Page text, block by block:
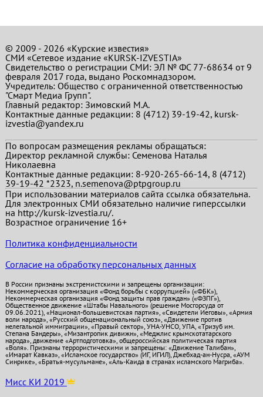
© 2009 - 2026 «Курские известия»
СМИ «Сетевое издание «KURSK-IZVESTIA»
Свидетельство о регистрации СМИ: ЭЛ № ФС 77-68634 от 9
февраля 2017 года, выдано Роскомнадзором.
Учредитель: Общество с ограниченной ответственностью
"Смарт Медиа Групп".
Главный редактор:Зимовский М.А.
Контактные данные редакции: 8 (4712) 39-19-42, kursk-
izvestia@yandex.ru
По вопросам размещения рекламы обращаться:
Директор рекламной службы: Семенова Наталья
Николаевна
Контактные данные редакции: 8-920-265-66-14, 8 (4712)
39-19-42 *2323, n.semenova@ptpgroup.ru
При использовании материалов сайта ссылка обязательна.
Для электронных СМИ обязательно наличие гиперссылки
на http://kursk-izvestia.ru/.
Возрастное ограничение 16+
Политика конфиденциальности
Согласие на обработку персональных данных
В России признаны экстремистскими и запрещены организации:
Некоммерческая организация «Фонд борьбы с коррупцией» («ФБК»),
Некоммерческая организация «Фонд защиты прав граждан» («ФЗПГ»),
Общественное движение «Штабы Навального» (решение Мосгорсуда от
09.06.2021), «Национал-большевистская партия», «Свидетели Иеговы», «Армия
воли народа», «Русский общенациональный союз», «Движение против
нелегальной иммиграции», «Правый сектор», УНА-УНСО, УПА, «Тризуб им.
Степана Бандеры», «Мизантропик дивижн», «Меджлис крымскотатарского
народа», движение «Артподготовка», общероссийская политическая партия
«Воля». Признаны террористическими и запрещены: «Движение Талибан»,
«Имарат Кавказ», «Исламское государство» (ИГ, ИГИЛ), Джебхад-ан-Нусра, «АУМ
Синрике», «Братья-мусульмане», «Аль-Каида в странах исламского Магриба».
Мисс КИ 2019